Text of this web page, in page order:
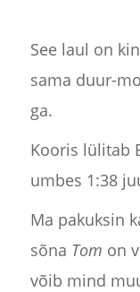
See laul on
sama duur-
ga.
Kooris lülitab
umbes 1:38
Ma pakuksin
sõna Tom on
võib mind